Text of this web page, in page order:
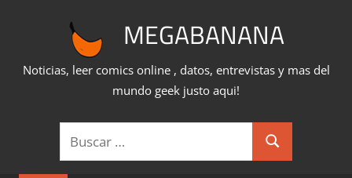
MEGABANANA
Noticias, leer comics online , datos, entrevistas y mas del
mundo geek justo aqui!
Buscar:
Buscar